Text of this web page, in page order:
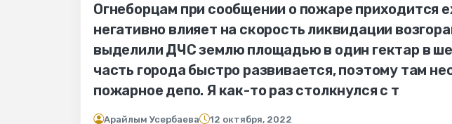
Огнеборцам при сообщении о пожаре приходится
негативно влияет на скорость ликвидации
выделили ДЧС землю площадью в один гектар в
часть города быстро развивается, поэтому там
пожарное депо. Я как-то раз столкнулся с т
Арайлым Усербаева 12 октября, 2022